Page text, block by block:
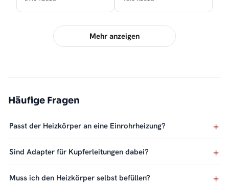
Mehr anzeigen
Häufige Fragen
Passt der Heizkörper an eine Einrohrheizung?
Sind Adapter für Kupferleitungen dabei?
Muss ich den Heizkörper selbst befüllen?